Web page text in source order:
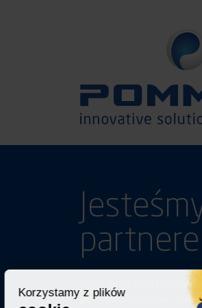
Korzystamy z plików
Poza zwykłymi
potrzeby klientów i